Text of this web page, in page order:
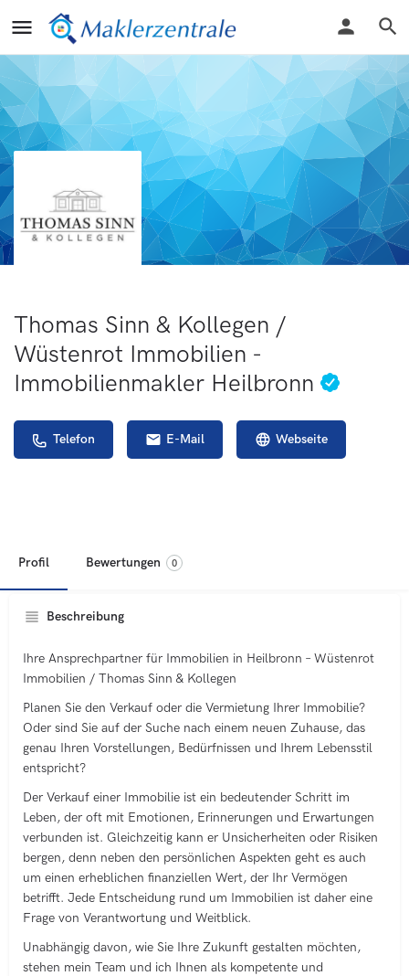
Thomas Sinn & Kollegen /
Wüstenrot Immobilien -
Immobilienmakler Heilbronn
Telefon E-Mail Webseite
Profil Bewertungen 0
Beschreibung
Ihre Ansprechpartner für Immobilien in Heilbronn – Wüstenrot
Immobilien / Thomas Sinn & Kollegen
Planen Sie den Verkauf oder die Vermietung Ihrer Immobilie?
Oder sind Sie auf der Suche nach einem neuen Zuhause, das
genau Ihren Vorstellungen, Bedürfnissen und Ihrem Lebensstil
entspricht?
Der Verkauf einer Immobilie ist ein bedeutender Schritt im
Leben, der oft mit Emotionen, Erinnerungen und Erwartungen
verbunden ist. Gleichzeitig kann er Unsicherheiten oder Risiken
bergen, denn neben den persönlichen Aspekten geht es auch
um einen erheblichen finanziellen Wert, der Ihr Vermögen
betrifft. Jede Entscheidung rund um Immobilien ist daher eine
Frage von Verantwortung und Weitblick.
Unabhängig davon, wie Sie Ihre Zukunft gestalten möchten,
stehen mein Team und ich Ihnen als kompetente und